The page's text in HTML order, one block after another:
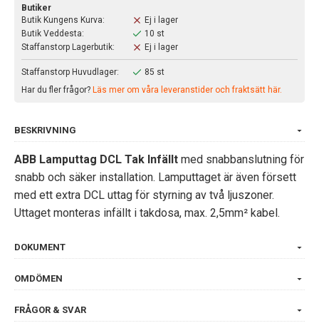
Butiker
Butik Kungens Kurva:
Ej i lager
Butik Veddesta:
10 st
Staffanstorp Lagerbutik:
Ej i lager
Staffanstorp Huvudlager:
85 st
Har du fler frågor? Läs mer om våra leveranstider och fraktsätt här.
BESKRIVNING
ABB Lamputtag DCL Tak Infällt med snabbanslutning för
snabb och säker installation. Lamputtaget är även försett
med ett extra DCL uttag för styrning av två ljuszoner.
Uttaget monteras infällt i takdosa, max. 2,5mm² kabel.
DOKUMENT
OMDÖMEN
FRÅGOR & SVAR